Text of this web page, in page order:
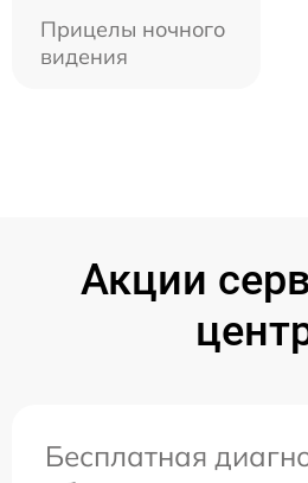
Прицелы ночного
видения
Акции
Бесплатная